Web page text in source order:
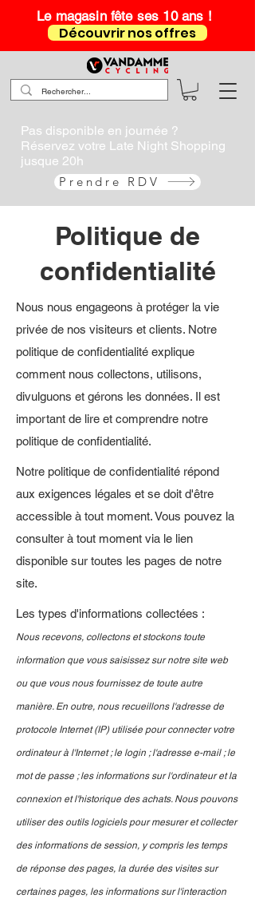
Le magasin fête ses 10 ans !
Découvrir nos offres
Pas disponible en journée ?
Réservez votre Late Night Shopping
jusque 20h
Prendre RDV
Politique de
confidentialité
Nous nous engageons à protéger la vie
privée de nos visiteurs et clients. Notre
politique de confidentialité explique
comment nous collectons, utilisons,
divulguons et gérons les données. Il est
important de lire et comprendre notre
politique de confidentialité.
Notre politique de confidentialité répond
aux exigences légales et se doit d'être
accessible à tout moment. Vous pouvez la
consulter à tout moment via le lien
disponible sur toutes les pages de notre
site.
Les types d'informations collectées :
Nous recevons, collectons et stockons toute
information que vous saisissez sur notre site web
ou que vous nous fournissez de toute autre
manière. En outre, nous recueillons l'adresse de
protocole Internet (IP) utilisée pour connecter votre
ordinateur à l'Internet ; le login ; l'adresse e-mail ; le
mot de passe ; les informations sur l'ordinateur et la
connexion et l'historique des achats. Nous pouvons
utiliser des outils logiciels pour mesurer et collecter
des informations de session, y compris les temps
de réponse des pages, la durée des visites sur
certaines pages, les informations sur l'interaction